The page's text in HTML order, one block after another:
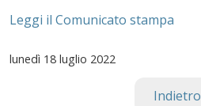
Leggi il Comunicato stampa
lunedì 18 luglio 2022
Indietro